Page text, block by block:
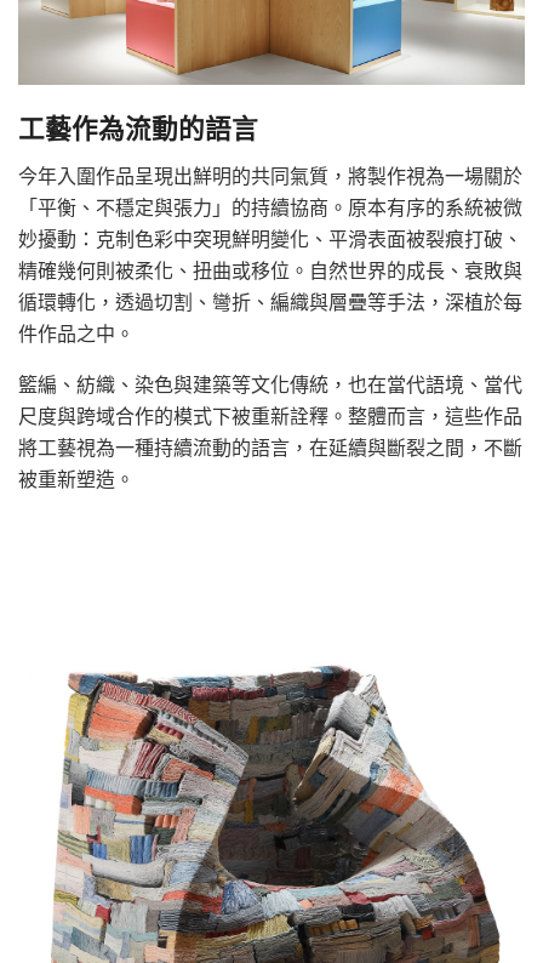
工藝作為流動的語言
今年入圍作品呈現出鮮明的共同氣質，將製作視為一場關於
「平衡、不穩定與張力」的持續協商。原本有序的系統被微
妙擾動：克制色彩中突現鮮明變化、平滑表面被裂痕打破、
精確幾何則被柔化、扭曲或移位。自然世界的成長、衰敗與
循環轉化，透過切割、彎折、編織與層疊等手法，深植於每
件作品之中。
籃編、紡織、染色與建築等文化傳統，也在當代語境、當代
尺度與跨域合作的模式下被重新詮釋。整體而言，這些作品
將工藝視為一種持續流動的語言，在延續與斷裂之間，不斷
被重新塑造。